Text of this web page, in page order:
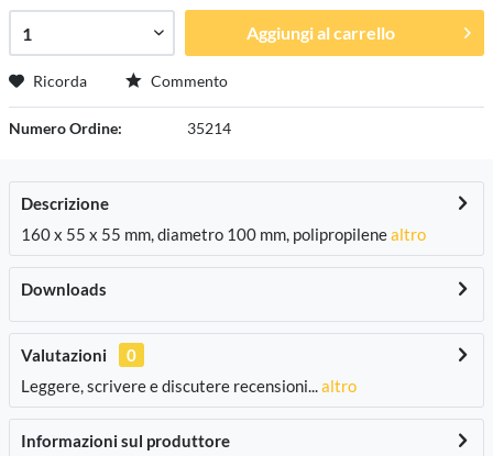
Aggiungi al carrello
Ricorda Commento
Numero Ordine: 35214
Descrizione
160 x 55 x 55 mm, diametro 100 mm, polipropilenealtro
Downloads
Valutazioni
0
Leggere, scrivere e discutere recensioni...altro
Informazioni sul produttore